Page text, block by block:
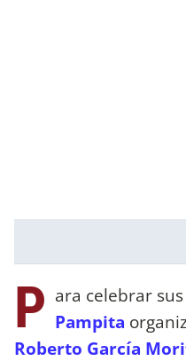
P ara celebrar
Pampita
Roberto García